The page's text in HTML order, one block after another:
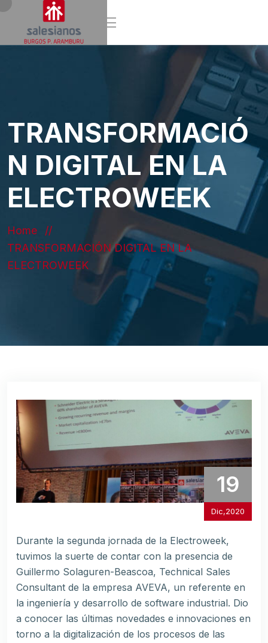
TRANSFORMACIÓ
N DIGITAL EN LA
ELECTROWEEK
Home
TRANSFORMACIÓN DIGITAL EN LA
ELECTROWEEK
19
Dic,2020
Durante la segunda jornada de la Electroweek,
tuvimos la suerte de contar con la presencia de
Guillermo Solaguren-Beascoa, Technical Sales
Consultant de la empresa AVEVA, un referente en
la ingeniería y desarrollo de software industrial. Dio
a conocer las últimas novedades e innovaciones en
torno a la digitalización de los procesos de las